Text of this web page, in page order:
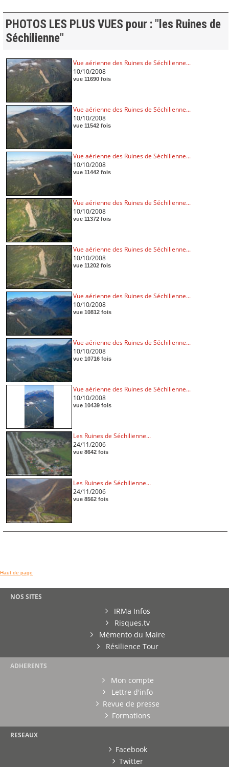
PHOTOS LES PLUS VUES pour : "les Ruines de
Séchilienne"
Vue aérienne des Ruines de Séchilienne...
10/10/2008
vue 11690 fois
Vue aérienne des Ruines de Séchilienne...
10/10/2008
vue 11542 fois
Vue aérienne des Ruines de Séchilienne...
10/10/2008
vue 11442 fois
Vue aérienne des Ruines de Séchilienne...
10/10/2008
vue 11372 fois
Vue aérienne des Ruines de Séchilienne...
10/10/2008
vue 11202 fois
Vue aérienne des Ruines de Séchilienne...
10/10/2008
vue 10812 fois
Vue aérienne des Ruines de Séchilienne...
10/10/2008
vue 10716 fois
Vue aérienne des Ruines de Séchilienne...
10/10/2008
vue 10439 fois
Les Ruines de Séchilienne...
24/11/2006
vue 8642 fois
Les Ruines de Séchilienne...
24/11/2006
vue 8562 fois
Haut de page
NOS SITES
IRMa Infos
Risques.tv
Mémento du Maire
Résilience Tour
ADHERENTS
Mon compte
Lettre d'info
Revue de presse
Formations
RESEAUX
Facebook
Twitter